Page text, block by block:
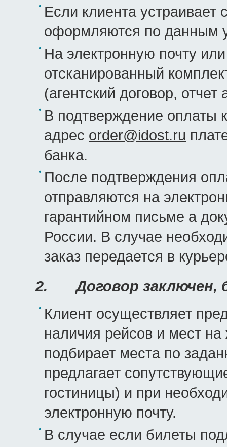
Если клиента устраивает
оформляются по данным
На электронную почту
отсканированный
(агентский договор, отчет
В подтверждение оплаты
адрес order@idost.ru
банка.
После подтверждения
отправляются на
гарантийном письме а
России. В случае
заказ передается в
2.Договор заключен,
Клиент осуществляет
наличия рейсов и мест
подбирает места по
предлагает
гостиницы) и при
электронную почту.
В случае если билеты